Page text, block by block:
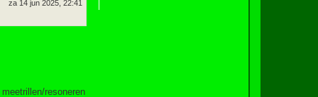
za 14 jun 2025, 22:41
resoneren